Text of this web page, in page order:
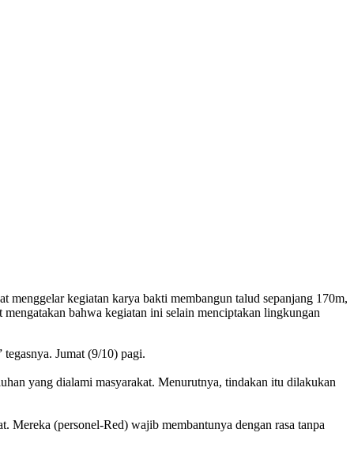
kegiatan karya bakti membangun talud sepanjang 170m,
bahwa kegiatan ini selain menciptakan lingkungan
Jumat (9/10) pagi.
yang dialami masyarakat. Menurutnya, tindakan itu dilakukan
Mereka (personel-Red) wajib membantunya dengan rasa tanpa